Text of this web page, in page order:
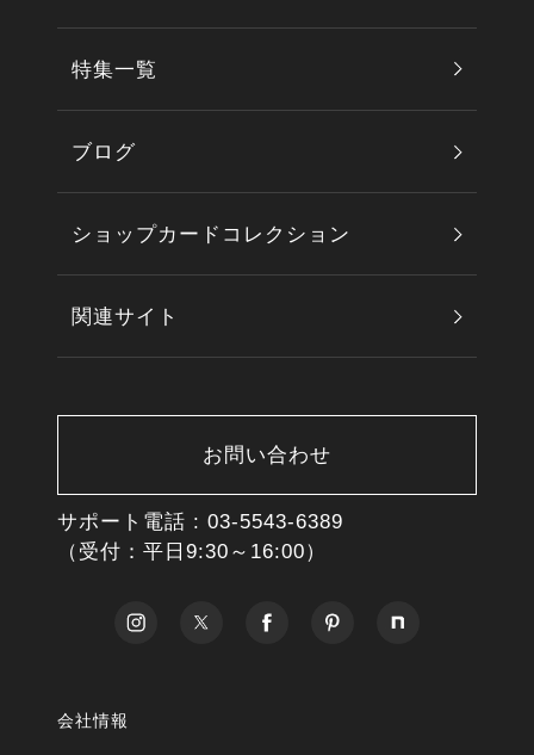
特集一覧
ブログ
ショップカードコレクション
関連サイト
お問い合わせ
サポート電話 : 03-5543-6389
（受付：平日9:30～16:00）
会社情報